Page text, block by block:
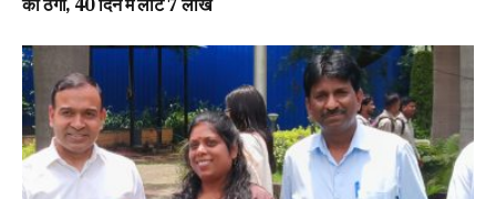
की ठगी, 40 दिन में लौटे ₹7 लाख